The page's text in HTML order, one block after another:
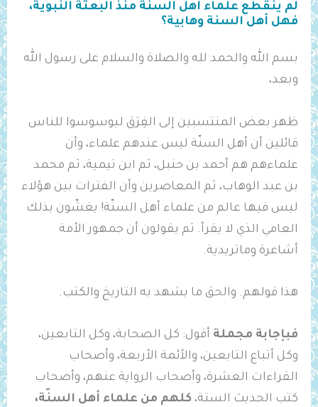
لم ينقطع علماء أهل السنة منذ البعثة النبوية،
فهل أهل السنة وهابية؟
بسم الله والحمد لله والصلاة والسلام على رسول الله
وبعد،
ظهر بعض المنتسبين إلى الفِرَق ليوسوسوا للناس
قائلين أن أهل السنّة ليس عندهم علماء، وأن
علماءهم هم أحمد بن حنبل، ثم ابن تيمية، ثم محمد
بن عبد الوهاب، ثم المعاصرين وأن الفترات بين هؤلاء
ليس فيها عالم من علماء أهل السنّة! يغشّون بذلك
العامي الذي لا يقرأ. ثم يقولون أن جمهور الأمة
أشاعرة وماتريدية.
هذا قولهم. والحق ما يشهد به التاريخ والكتب.
فبإجابة مجملة أقول: كل الصحابة، وكل التابعين،
وكل أتباع التابعين، والأئمة الأربعة، وأصحاب
القراءات العشرة، وأصحاب الرواية عنهم، وأصحاب
كتب الحديث الستة،كلهم من علماء أهل السنّة،